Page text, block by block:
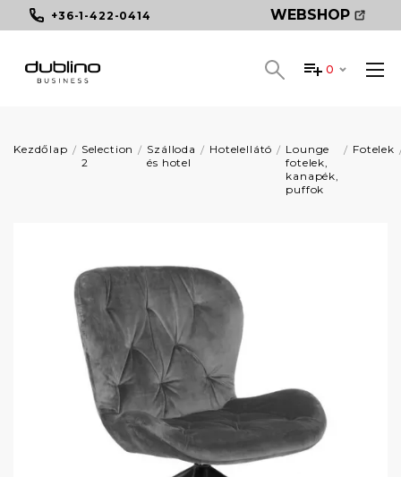
+36-1-422-0414 WEBSHOP
0
Kezdőlap
Selection
2
Szálloda
és hotel
Hotelellátó
Lounge
fotelek,
kanapék,
puffok
Fotelek